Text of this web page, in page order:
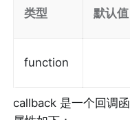
类型 默认值
function
callback 是一个回调